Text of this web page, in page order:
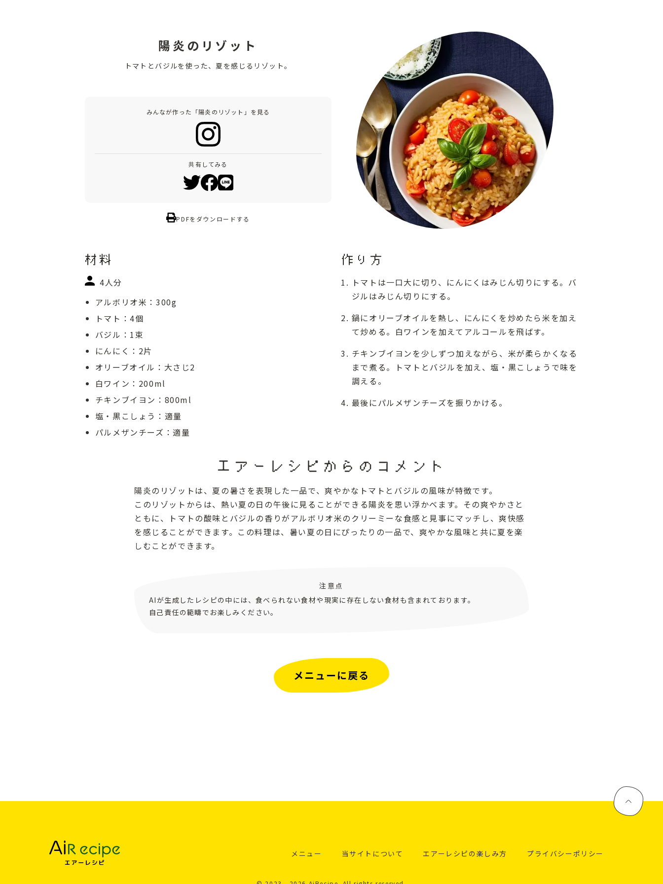
陽炎のリゾット
トマトとバジルを使った、夏を感じるリゾット。
みんなが作った「陽炎のリゾット」を見る
共有してみる
PDFをダウンロードする
材料
4人分
アルボリオ米：300g
トマト：4個
バジル：1束
にんにく：2片
オリーブオイル：大さじ2
白ワイン：200ml
チキンブイヨン：800ml
塩・黒こしょう：適量
パルメザンチーズ：適量
作り方
トマトは一口大に切り、にんにくはみじん切りにする。バ
ジルはみじん切りにする。
鍋にオリーブオイルを熱し、にんにくを炒めたら米を加え
て炒める。白ワインを加えてアルコールを飛ばす。
チキンブイヨンを少しずつ加えながら、米が柔らかくなる
まで煮る。トマトとバジルを加え、塩・黒こしょうで味を
調える。
最後にパルメザンチーズを振りかける。
エアーレシピからのコメント
陽炎のリゾットは、夏の暑さを表現した一品で、爽やかなトマトとバジルの風味が特徴です。
このリゾットからは、熱い夏の日の午後に見ることができる陽炎を思い浮かべます。その爽やかさと
ともに、トマトの酸味とバジルの香りがアルボリオ米のクリーミーな食感と見事にマッチし、爽快感
を感じることができます。この料理は、暑い夏の日にぴったりの一品で、爽やかな風味と共に夏を楽
しむことができます。
注意点
AIが生成したレシピの中には、食べられない食材や現実に存在しない食材も含まれております。
自己責任の範疇でお楽しみください。
メニューに戻る
メニュー 当サイトについて エアーレシピの楽しみ方 プライバシーポリシー